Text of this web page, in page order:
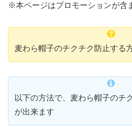
※本ページはプロモーションが含
麦わら帽子のチクチク防止する
以下の方法で、麦わら帽子のチ
が出来ます